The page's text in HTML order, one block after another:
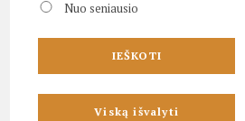
Nuo seniausio